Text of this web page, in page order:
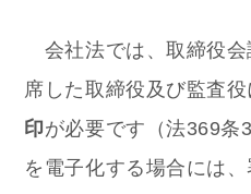
会社法では、取締役会
席した取締役及び監査役
印が必要です（法369条
を電子化する場合には